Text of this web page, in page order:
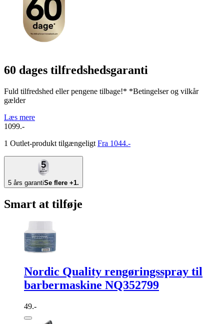
60 dages tilfredshedsgaranti
Fuld tilfredshed eller pengene tilbage!* *Betingelser og vilkår
gælder
Læs mere
1099.-
1 Outlet-produkt tilgængeligt Fra 1044.-
5 års garantiSe flere +1.
Smart at tilføje
Nordic Quality rengøringsspray til
barbermaskine NQ352799
49.-